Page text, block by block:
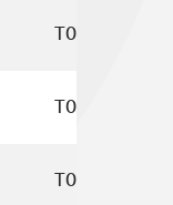
T0312
T0294
T0693 SH